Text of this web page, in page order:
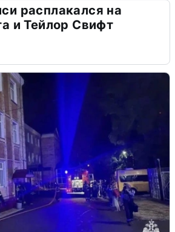
расплакался на
и Тейлор Свифт